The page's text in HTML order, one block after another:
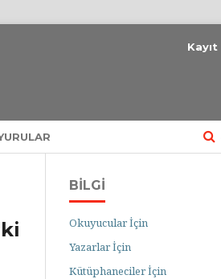
Kayıt
BILGI
Okuyucular İçin
Yazarlar İçin
Kütüphaneciler İçin